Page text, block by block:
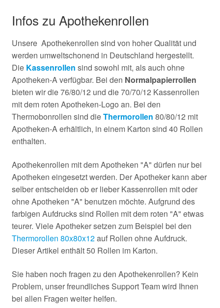
Infos zu Apothekenrollen
Unsere Apothekenrollen sind von hoher Qualität und
werden umweltschonend in Deutschland hergestellt.
Die Kassenrollen sind sowohl mit, als auch ohne
Apotheken-A verfügbar. Bei den Normalpapierrollen
bieten wir die 76/80/12 und die 70/70/12 Kassenrollen
mit dem roten Apotheken-Logo an. Bei den
Thermobonrollen sind dieThermorollen 80/80/12 mit
Apotheken-A erhältlich, in einem Karton sind 40 Rollen
enthalten.
Apothekenrollen mit dem Apotheken "A" dürfen nur bei
Apotheken eingesetzt werden. Der Apotheker kann aber
selber entscheiden ob er lieber Kassenrollen mit oder
ohne Apotheken "A" benutzen möchte. Aufgrund des
farbigen Aufdrucks sind Rollen mit dem roten "A" etwas
teurer. Viele Apotheker setzen zum Beispiel bei den
Thermorollen 80x80x12auf Rollen ohne Aufdruck.
Dieser Artikel enthält 50 Rollen im Karton.
Sie haben noch fragen zu den Apothekenrollen? Kein
Problem, unser freundliches Support Team wird Ihnen
bei allen Fragen weiter helfen.